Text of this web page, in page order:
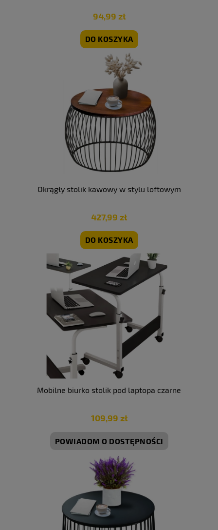
94,99 zł
DO KOSZYKA
Okrągły stolik kawowy w stylu loftowym
427,99 zł
DO KOSZYKA
Mobilne biurko stolik pod laptopa czarne
109,99 zł
POWIADOM O DOSTĘPNOŚCI